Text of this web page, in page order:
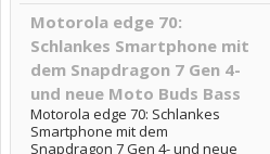
Motorola edge 70:
Schlankes Smartphone mit
dem Snapdragon 7 Gen 4-
und neue Moto Buds Bass
Motorola edge 70: Schlankes
Smartphone mit dem
Snapdragon 7 Gen 4- und neue